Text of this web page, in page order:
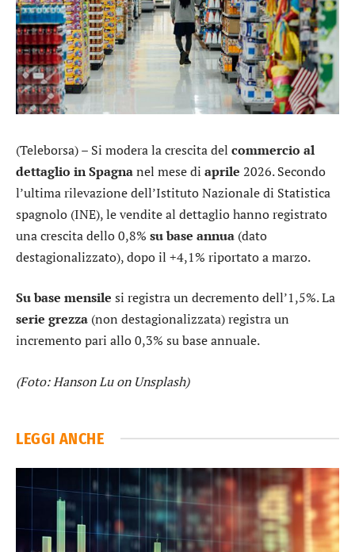
(Teleborsa) – Si modera la crescita del commercio al
dettaglio in Spagnanel mese di aprile 2026. Secondo
l’ultima rilevazione dell’Istituto Nazionale di Statistica
spagnolo (INE), le vendite al dettaglio hanno registrato
una crescita dello 0,8% su base annua (dato
destagionalizzato), dopo il +4,1% riportato a marzo.
Su base mensile si registra un decremento dell’1,5%. La
serie grezza (non destagionalizzata) registra un
incremento pari allo 0,3% su base annuale.
(Foto: Hanson Lu on Unsplash)
LEGGI ANCHE